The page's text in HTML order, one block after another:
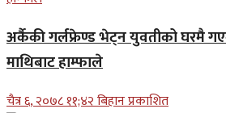
अर्कैकी गर्लफ्रेण्ड भेट्न युवतीको घरमै
माथिबाट हाम्फाले
चैत्र ६, २०७८ ११;४२ बिहान प्रकाशित